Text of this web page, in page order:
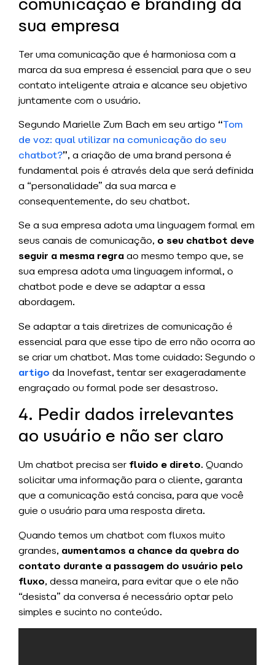
sua empresa
Ter uma comunicação que é harmoniosa com a
marca da sua empresa é essencial para que o seu
contato inteligente atraia e alcance seu objetivo
juntamente com o usuário.
Segundo Marielle Zum Bach em seu artigo “Tom
de voz: qual utilizar na comunicação do seu
chatbot?”, a criação de uma brand persona é
fundamental pois é através dela que será definida
a “personalidade” da sua marca e
consequentemente, do seu chatbot.
Se a sua empresa adota uma linguagem formal em
seus canais de comunicação, o seu chatbot deve
seguir a mesma regraao mesmo tempo que, se
sua empresa adota uma linguagem informal, o
chatbot pode e deve se adaptar a essa
abordagem.
Se adaptar a tais diretrizes de comunicação é
essencial para que esse tipo de erro não ocorra ao
se criar um chatbot. Mas tome cuidado: Segundo o
artigo da Inovefast, tentar ser exageradamente
engraçado ou formal pode ser desastroso.
4. Pedir dados irrelevantes
ao usuário e não ser claro
Um chatbot precisa ser fluido e direto. Quando
solicitar uma informação para o cliente, garanta
que a comunicação está concisa, para que você
guie o usuário para uma resposta direta.
Quando temos um chatbot com fluxos muito
grandes, aumentamos a chance da quebra do
contato durante a passagem do usuário pelo
fluxo, dessa maneira, para evitar que o ele não
“desista” da conversa é necessário optar pelo
simples e sucinto no conteúdo.